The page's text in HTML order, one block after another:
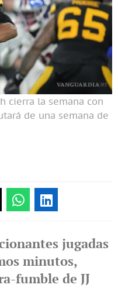
cierra la semana con
de una semana de
jugadas
minutos,
fumble de JJ